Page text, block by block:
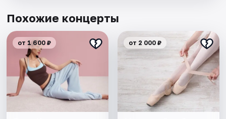
Похожие концерты
от 1 600 ₽ от 2 000 ₽